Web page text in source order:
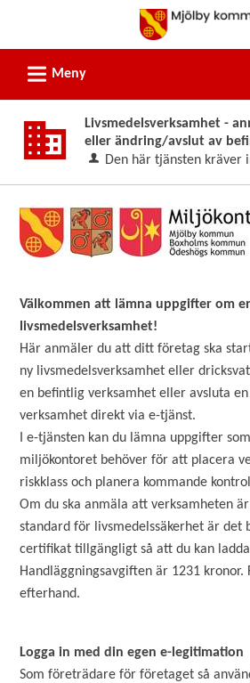
tjänster
Mjölby
kommun
L Meny
Livsmedelsverksamhet -
eller ändring/avslut av
Den här tjänsten kräver
Välkommen att lämna uppgifter om
livsmedelsverksamhet!
Här anmäler du att ditt företag ska
ny livsmedelsverksamhet eller
en befintlig verksamhet eller avsluta
verksamhet direkt via e-tjänst.
I e-tjänsten kan du lämna uppgifter som
miljökontoret behöver för att placera
riskklass och planera kommande
Om du ska anmäla att verksamheten
standard för livsmedelssäkerhet är det
certifikat tillgängligt så att du kan
Handläggningsavgiften är 1231 kronor.
efterhand.
Logga in med din egen e-legitimation
Som företrädare för företaget så